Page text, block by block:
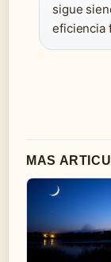
sigue
eficiencia
MAS